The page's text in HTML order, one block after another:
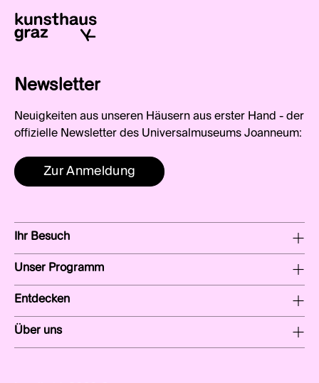
Newsletter
Neuigkeiten aus unseren Häusern aus erster Hand - der
offizielle Newsletter des Universalmuseums Joanneum:
Zur Anmeldung
Ihr Besuch
Unser Programm
Entdecken
Über uns